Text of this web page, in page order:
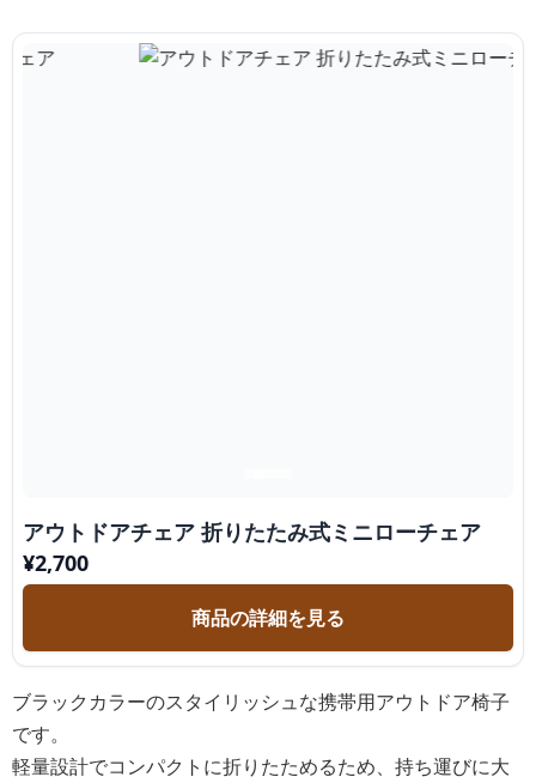
アウトドアチェア 折りたたみ式ミニローチェア
¥2,700
商品の詳細を見る
ブラックカラーのスタイリッシュな携帯用アウトドア椅子
です。
軽量設計でコンパクトに折りたためるため、持ち運びに大